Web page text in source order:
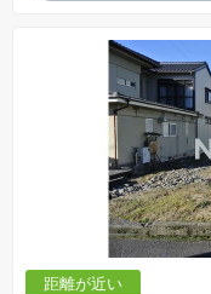
距離が近い